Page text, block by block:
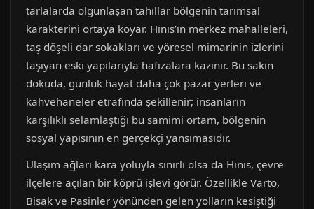
tarlalarda olgunlaşan tahıllar bölgenin tarımsal
karakterini ortaya koyar. Hınıs’ın merkez mahalleleri,
taş döşeli dar sokakları ve yöresel mimarinin izlerini
taşıyan eski yapılarıyla hafızalara kazınır. Bu sakin
dokuda, günlük hayat daha çok pazar yerleri ve
kahvehaneler etrafında şekillenir; insanların
karşılıklı selamlaştığı bu samimi ortam, bölgenin
sosyal yapısının en gerçekçi yansımasıdır.
Ulaşım ağları kara yoluyla sınırlı olsa da Hınıs, çevre
ilçelere açılan bir köprü işlevi görür. Özellikle Varto,
Bisak ve Pasinler yönünden gelen yolların kesiştiği